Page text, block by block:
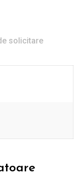
solicitare